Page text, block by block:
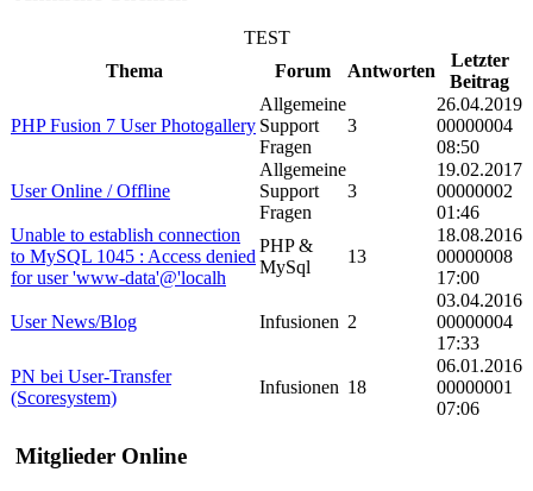
TEST
Thema
Forum Antworten
Letzter
Beitrag
PHP Fusion 7 User Photogallery
Allgemeine
Support
Fragen
3
26.04.2019
00000004
08:50
User Online / Offline
Allgemeine
Support
Fragen
3
19.02.2017
00000002
01:46
Unable to establish connection
to MySQL 1045 : Access denied
for user 'www-data'@'localh
PHP &
MySql
13
18.08.2016
00000008
17:00
User News/Blog Infusionen 2
03.04.2016
00000004
17:33
PN bei User-Transfer
(Scoresystem)
Infusionen 18
06.01.2016
00000001
07:06
Mitglieder Online